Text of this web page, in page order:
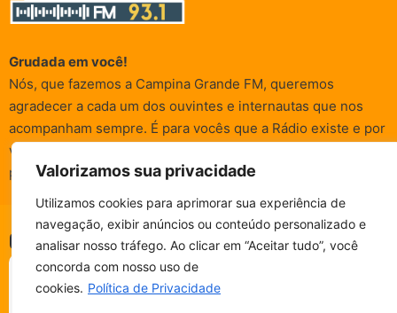
Valorizamos sua privacidade
Utilizamos cookies para aprimorar sua experiência de
navegação, exibir anúncios ou conteúdo personalizado e
analisar nosso tráfego. Ao clicar em “Aceitar tudo”, você
concorda com nosso uso de
cookies. Política de Privacidade
CAMPINA FM - AO VIVO
ESCUTE SEM PARAR!
Grudada em você!
Nós, que fazemos a Campina Grande FM, queremos
agradecer a cada um dos ouvintes e internautas que nos
acompanham sempre. É para vocês que a Rádio existe e por
vocês que as informações (informativas, de entretenimento,
promocionais e de conscientização) são realizadas.
© Campina FM 1978 – 2026.Termos de Uso|Política de
Privacidade